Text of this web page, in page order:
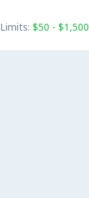
Limits: $50 - $1,500